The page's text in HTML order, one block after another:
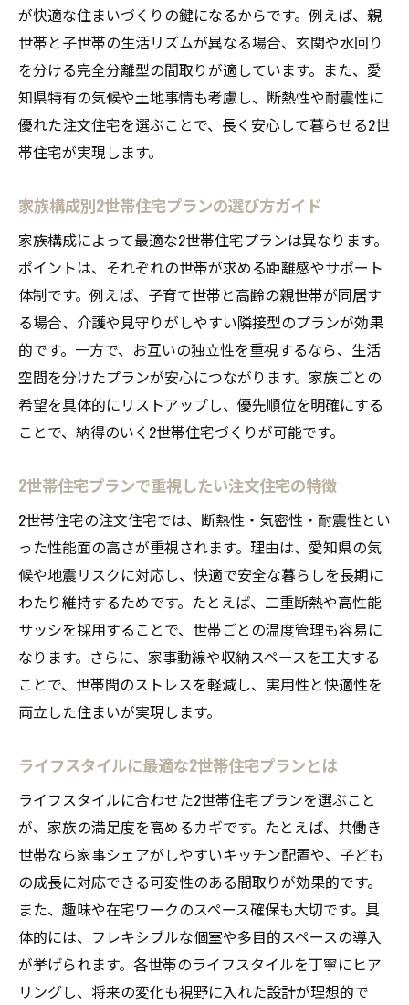
が快適な住まいづくりの鍵になるからです。例えば、親
世帯と子世帯の生活リズムが異なる場合、玄関や水回り
を分ける完全分離型の間取りが適しています。また、愛
知県特有の気候や土地事情も考慮し、断熱性や耐震性に
優れた注文住宅を選ぶことで、長く安心して暮らせる2世
帯住宅が実現します。
家族構成別2世帯住宅プランの選び方ガイド
家族構成によって最適な2世帯住宅プランは異なります。
ポイントは、それぞれの世帯が求める距離感やサポート
体制です。例えば、子育て世帯と高齢の親世帯が同居す
る場合、介護や見守りがしやすい隣接型のプランが効果
的です。一方で、お互いの独立性を重視するなら、生活
空間を分けたプランが安心につながります。家族ごとの
希望を具体的にリストアップし、優先順位を明確にする
ことで、納得のいく2世帯住宅づくりが可能です。
2世帯住宅プランで重視したい注文住宅の特徴
2世帯住宅の注文住宅では、断熱性・気密性・耐震性とい
った性能面の高さが重視されます。理由は、愛知県の気
候や地震リスクに対応し、快適で安全な暮らしを長期に
わたり維持するためです。たとえば、二重断熱や高性能
サッシを採用することで、世帯ごとの温度管理も容易に
なります。さらに、家事動線や収納スペースを工夫する
ことで、世帯間のストレスを軽減し、実用性と快適性を
両立した住まいが実現します。
ライフスタイルに最適な2世帯住宅プランとは
ライフスタイルに合わせた2世帯住宅プランを選ぶこと
が、家族の満足度を高めるカギです。たとえば、共働き
世帯なら家事シェアがしやすいキッチン配置や、子ども
の成長に対応できる可変性のある間取りが効果的です。
また、趣味や在宅ワークのスペース確保も大切です。具
体的には、フレキシブルな個室や多目的スペースの導入
が挙げられます。各世帯のライフスタイルを丁寧にヒア
リングし、将来の変化も視野に入れた設計が理想的で